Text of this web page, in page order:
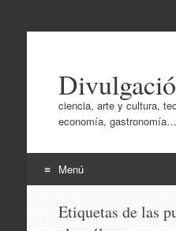
ciencia, arte y cultura,
economía, gastronomía…
Menú
Etiquetas de las